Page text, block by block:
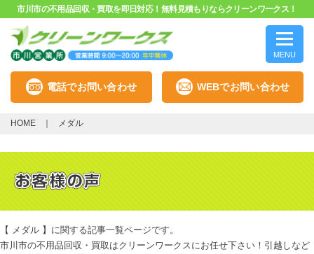
市川市の不用品回収・買取を即日対応！無料見積もりならクリーンワークス！
MENU
電話でお問い合わせ WEBでお問い合わせ
HOME メダル
【 メダル 】に関する記事一覧ページです。
市川市の不用品回収・買取はクリーンワークスにお任せ下さい！引越しなど